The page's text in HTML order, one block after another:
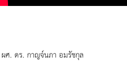
ผศ. ดร. กาญจ์นภา อมรัชกุล